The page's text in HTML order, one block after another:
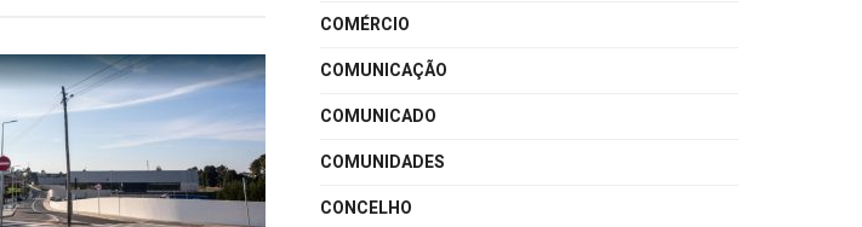
COMÉRCIO
COMUNICAÇÃO
COMUNICADO
COMUNIDADES
CONCELHO